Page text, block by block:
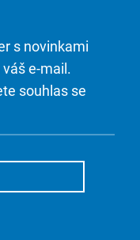
s novinkami
e-mail.
souhlas se